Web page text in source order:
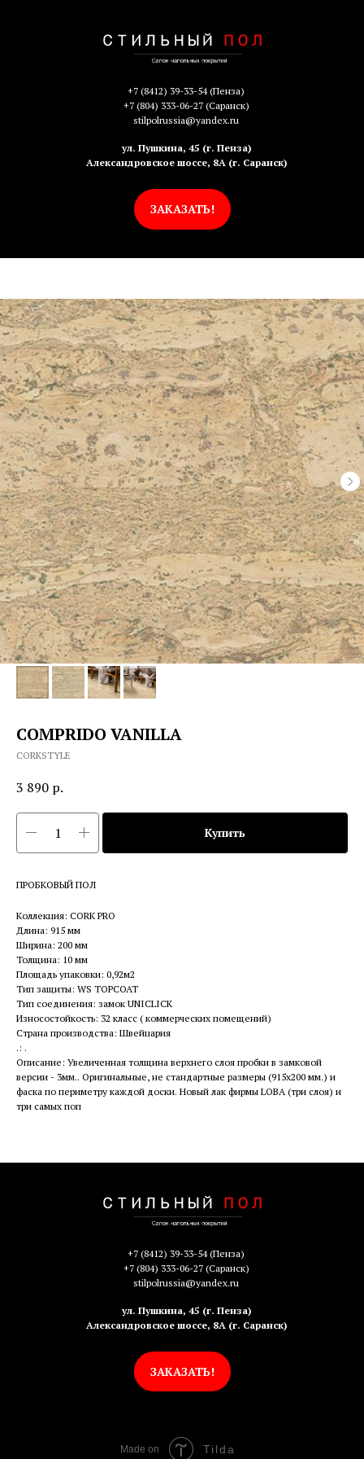
+7 (8412) 39-33-54(Пенза)
+7 (804) 333-06-27(Саранск)
stilpolrussia@yandex.ru
ул. Пушкина, 45 (г. Пенза)
Александровское шоссе, 8А (г. Саранск)
ЗАКАЗАТЬ!
COMPRIDO VANILLA
CORKSTYLE
3 890 р.
Купить
ПРОБКОВЫЙ ПОЛ
Коллекция: CORK PRO
Длина: 915 мм
Ширина: 200 мм
Толщина: 10 мм
Площадь упаковки: 0,92м2
Тип защиты: WS TOPCOAT
Тип соединения: замок UNICLICK
Износостойкость: 32 класс ( коммерческих помещений)
Страна производства: Швейцария
.: .
Описание: Увеличенная толщина верхнего слоя пробки в замковой
версии - 3мм.. Оригинальные, не стандартные размеры (915х200 мм.) и
фаска по периметру каждой доски. Новый лак фирмы LOBA (три слоя) и
три самых поп
+7 (8412) 39-33-54(Пенза)
+7 (804) 333-06-27(Саранск)
stilpolrussia@yandex.ru
ул. Пушкина, 45 (г. Пенза)
Александровское шоссе, 8А (г. Саранск)
ЗАКАЗАТЬ!
Made on Tilda